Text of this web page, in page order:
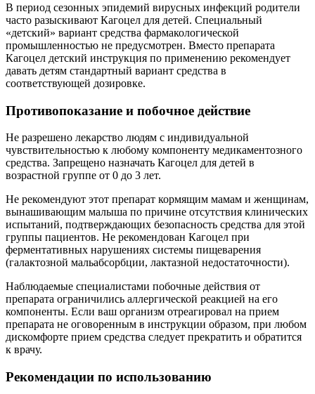
В период сезонных эпидемий вирусных инфекций родители
часто разыскивают Кагоцел для детей. Специальный
«детский» вариант средства фармакологической
промышленностью не предусмотрен. Вместо препарата
Кагоцел детский инструкция по применению рекомендует
давать детям стандартный вариант средства в
соответствующей дозировке.
Противопоказание и побочное действие
Не разрешено лекарство людям с индивидуальной
чувствительностью к любому компоненту медикаментозного
средства. Запрещено назначать Кагоцел для детей в
возрастной группе от 0 до 3 лет.
Не рекомендуют этот препарат кормящим мамам и женщинам,
вынашивающим малыша по причине отсутствия клинических
испытаний, подтверждающих безопасность средства для этой
группы пациентов. Не рекомендован Кагоцел при
ферментативных нарушениях системы пищеварения
(галактозной мальабсорбции, лактазной недостаточности).
Наблюдаемые специалистами побочные действия от
препарата ограничились аллергической реакцией на его
компоненты. Если ваш организм отреагировал на прием
препарата не оговоренным в инструкции образом, при любом
дискомфорте прием средства следует прекратить и обратится
к врачу.
Рекомендации по использованию